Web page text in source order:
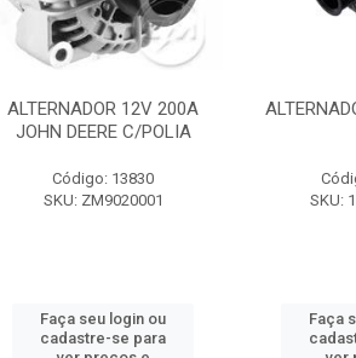
ALTERNADOR 12V 200A
JOHN DEERE C/POLIA
Código: 13830
SKU: ZM9020001
Faça seu login ou
cadastre-se para
SKU:
Faça